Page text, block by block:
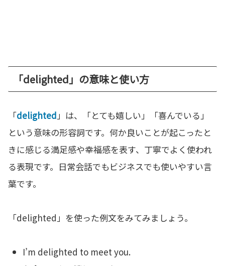
「delighted」の意味と使い方
「delighted 」は、「とても嬉しい」「喜んでいる」
という意味の形容詞です。何か良いことが起こったと
きに感じる満足感や幸福感を表す、丁寧でよく使われ
る表現です。日常会話でもビジネスでも使いやすい言
葉です。
「delighted」を使った例文をみてみましょう。
I’m delighted to meet you.